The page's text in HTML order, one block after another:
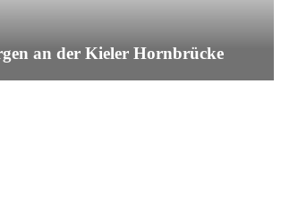
an der Kieler Hornbrücke